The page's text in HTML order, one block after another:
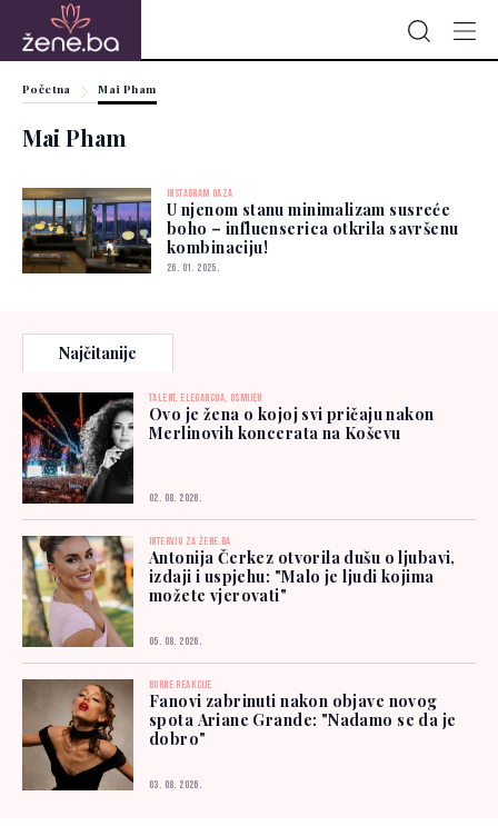
Početna Mai Pham
Mai Pham
INSTAGRAM OAZA
U njenom stanu minimalizam susreće
boho – influenserica otkrila savršenu
kombinaciju!
26. 01. 2025.
Najčitanije
TALENT, ELEGANCIJA, OSMIJEH
Ovo je žena o kojoj svi pričaju nakon
Merlinovih koncerata na Koševu
02. 08. 2026.
INTERVJU ZA ŽENE.BA
Antonija Čerkez otvorila dušu o ljubavi,
izdaji i uspjehu: "Malo je ljudi kojima
možete vjerovati"
05. 08. 2026.
BURNE REAKCIJE
Fanovi zabrinuti nakon objave novog
spota Ariane Grande: "Nadamo se da je
dobro"
03. 08. 2026.